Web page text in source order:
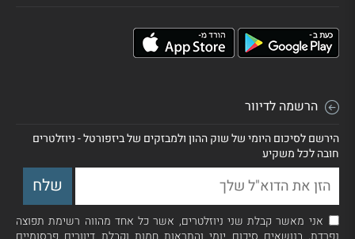
הרשמה לדיוור
הירשם לסיכום היומי של שוק ההון ולמבזקים של ביזפורטל - ניוזלטרים
חובה לכל משקיע
אני מאשר קבלת שני ניוזלטרים, אשר כל אחד מהווה רשימת תפוצה